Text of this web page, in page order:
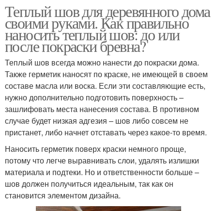
Теплый шов для деревянного дома
своими руками. Как правильно
наносить теплый шов: до или
после покраски бревна?
Теплый шов всегда можно нанести до покраски дома.
Также герметик наносят по краске, не имеющей в своем
составе масла или воска. Если эти составляющие есть,
нужно дополнительно подготовить поверхность –
зашлифовать места нанесения состава. В противном
случае будет низкая адгезия – шов либо совсем не
пристанет, либо начнет отставать через какое-то время.
Наносить герметик поверх краски немного проще,
потому что легче выравнивать слои, удалять излишки
материала и подтеки. Но и ответственности больше –
шов должен получиться идеальным, так как он
становится элементом дизайна.